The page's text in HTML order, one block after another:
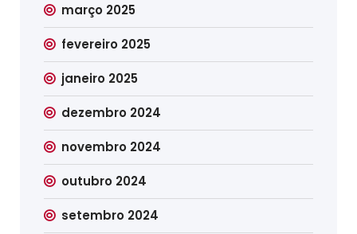
março 2025
fevereiro 2025
janeiro 2025
dezembro 2024
novembro 2024
outubro 2024
setembro 2024